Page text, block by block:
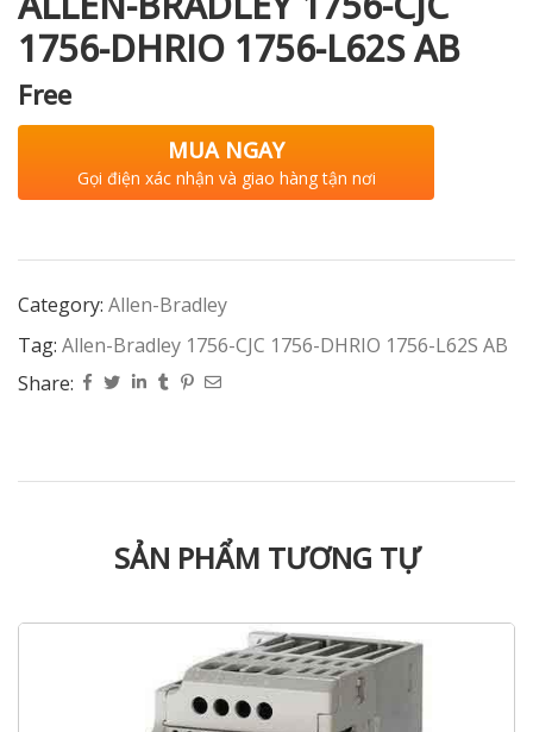
1756-DHRIO 1756-L62S AB
Free
MUA NGAY
Gọi điện xác nhận và giao hàng tận nơi
Category: Allen-Bradley
Tag: Allen-Bradley 1756-CJC 1756-DHRIO 1756-L62S AB
Share:
SẢN PHẨM TƯƠNG TỰ